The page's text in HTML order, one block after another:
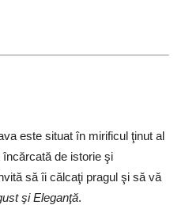
este situat în mirificul ţinut al
de istorie şi
să îi călcaţi pragul şi să vă
şi Eleganţă.